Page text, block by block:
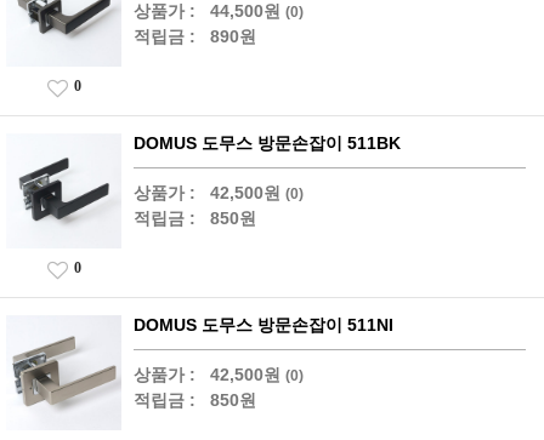
상품가 : 44,500원 (0)
적립금 : 890원
0
DOMUS 도무스 방문손잡이 511BK
상품가 : 42,500원 (0)
적립금 : 850원
0
DOMUS 도무스 방문손잡이 511NI
상품가 : 42,500원 (0)
적립금 : 850원